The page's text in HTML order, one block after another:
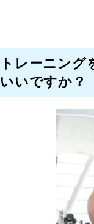
トレーニン
いいですか？